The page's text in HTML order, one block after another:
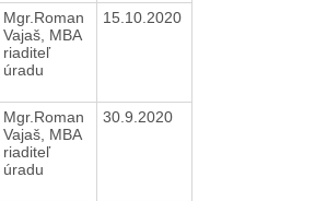
Mgr.Roman
Vajaš, MBA
riaditeľ
úradu
15.10.2020
Mgr.Roman
Vajaš, MBA
riaditeľ
úradu
30.9.2020